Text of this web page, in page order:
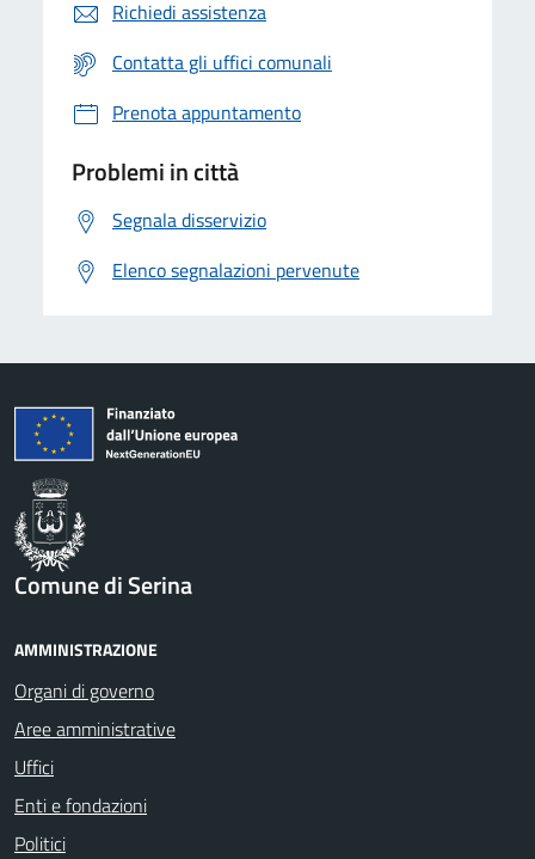
Richiedi assistenza
Contatta gli uffici comunali
Prenota appuntamento
Problemi in città
Segnala disservizio
Elenco segnalazioni pervenute
Comune di Serina
AMMINISTRAZIONE
Organi di governo
Aree amministrative
Uffici
Enti e fondazioni
Politici